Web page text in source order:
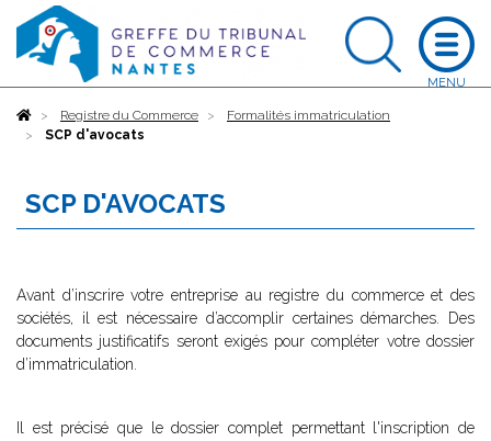
AccueilRegistre du Commerce
Formalités immatriculation
SCP d'avocats
SCP D'AVOCATS
Avant d’inscrire votre entreprise au registre du commerce et des
sociétés, il est nécessaire d’accomplir certaines démarches. Des
documents justificatifs seront exigés pour compléter votre dossier
d’immatriculation.
Il est précisé que le dossier complet permettant l'inscription de